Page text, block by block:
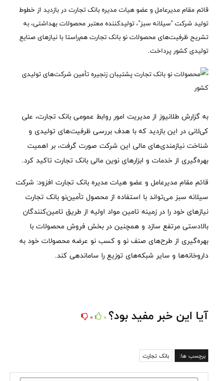
قائم مقام مدیرعامل و عضو هیات مدیره بانک تجارت در بازدید از خطوط
تولید شرکت "سیلانه سبز"، تولیدکننده معتبر محصولات بهداشتی، به
تشریح ظرفیت‌های محصولات نو بانک تجارت هم‌راستا با نیازهای صنایع
تولیدی کشور پرداخت.
به گزارش طلانیوز از مدیریت امور روابط عمومی بانک تجارت، علی
کی‌لانی در این بازدید که با هدف بررسی ظرفیت‌های تولیدی و
شناخت نیازمندی‌های مالی این شرکت صورت گرفت، بر اهمیت
بهره‌گیری از خدمات و ابزارهای نوین مالی بانک تجارت تاکید کرد.
قائم مقام مدیرعامل و عضو هیات مدیره بانک تجارت افزود: شرکت
سیلانه سبز می‌تواند با استفاده از محصول تأمین‌نو بانک تجارت
نیازهای خود را در زمینه تامین مواد اولیه از طریق تامین‌کنندگان
بالادستی مرتفع سازد و همچنین در بخش فروش محصولات با
بهره‌گیری از طرح‌های صنف نو و کسب نو عرضه محصولات خود به
داروخانه‌ها و سایر شبکه‌های توزیع را ساماندهی کند.
آیا این خبر مفید بود؟ 0
0
برچسب ها: بانک تجارت